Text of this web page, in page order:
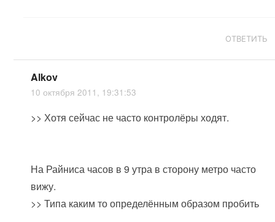
ОТВЕТИТЬ
Alkov
10 октября 2011, 19:31:53
>> Хотя сейчас не часто контролёры ходят.
На Райниса часов в 9 утра в сторону метро часто
вижу.
>> Типа каким то определённым образом пробить